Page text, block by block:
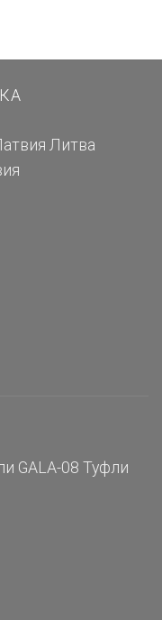
Литва
GALA-08 Туфли